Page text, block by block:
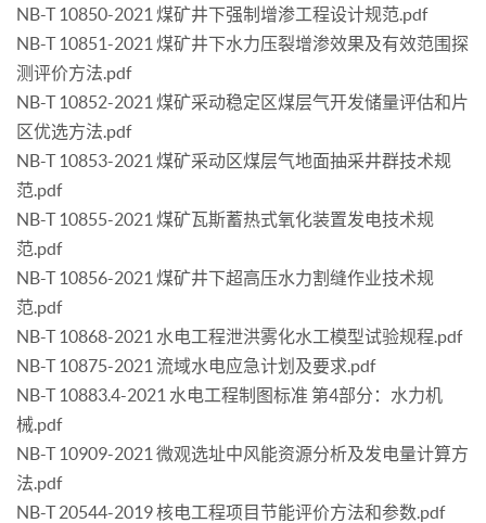
NB-T 10850-2021 煤矿井下强制增渗工程设计规范.pdf
NB-T 10851-2021 煤矿井下水力压裂增渗效果及有效范围探
测评价方法.pdf
NB-T 10852-2021 煤矿采动稳定区煤层气开发储量评估和片
区优选方法.pdf
NB-T 10853-2021 煤矿采动区煤层气地面抽采井群技术规
范.pdf
NB-T 10855-2021 煤矿瓦斯蓄热式氧化装置发电技术规
范.pdf
NB-T 10856-2021 煤矿井下超高压水力割缝作业技术规
范.pdf
NB-T 10868-2021 水电工程泄洪雾化水工模型试验规程.pdf
NB-T 10875-2021 流域水电应急计划及要求.pdf
NB-T 10883.4-2021 水电工程制图标准 第4部分：水力机
械.pdf
NB-T 10909-2021 微观选址中风能资源分析及发电量计算方
法.pdf
NB-T 20544-2019 核电工程项目节能评价方法和参数.pdf